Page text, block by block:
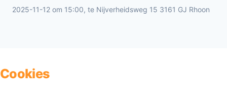
2025-11-12 om 15:00, te Nijverheidsweg 15 3161 GJ Rhoon
Cookies